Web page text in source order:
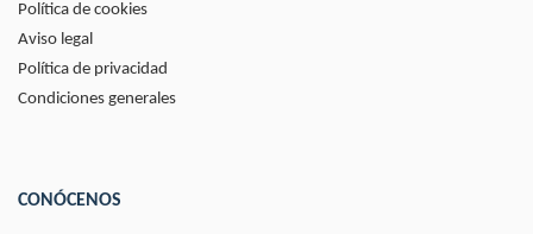
Política de cookies
Aviso legal
Política de privacidad
Condiciones generales
CONÓCENOS